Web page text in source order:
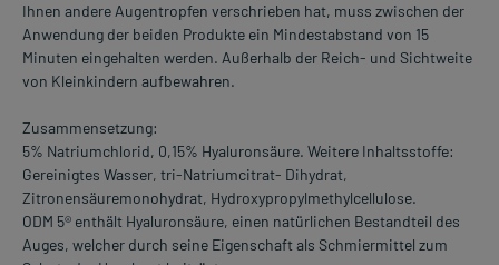
Ihnen andere Augentropfen verschrieben hat, muss zwischen der
Anwendung der beiden Produkte ein Mindestabstand von 15
Minuten eingehalten werden. Außerhalb der Reich- und Sichtweite
von Kleinkindern aufbewahren.
Zusammensetzung:
5% Natriumchlorid, 0,15% Hyaluronsäure. Weitere Inhaltsstoffe:
Gereinigtes Wasser, tri-Natriumcitrat- Dihydrat,
Zitronensäuremonohydrat, Hydroxypropylmethylcellulose.
ODM 5® enthält Hyaluronsäure, einen natürlichen Bestandteil des
Auges, welcher durch seine Eigenschaft als Schmiermittel zum